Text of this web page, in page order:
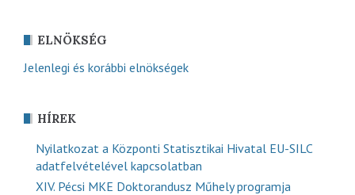
ELNÖKSÉG
Jelenlegi és korábbi elnökségek
HÍREK
Nyilatkozat a Központi Statisztikai Hivatal EU-SILC
adatfelvételével kapcsolatban
XIV. Pécsi MKE Doktorandusz Műhely programja